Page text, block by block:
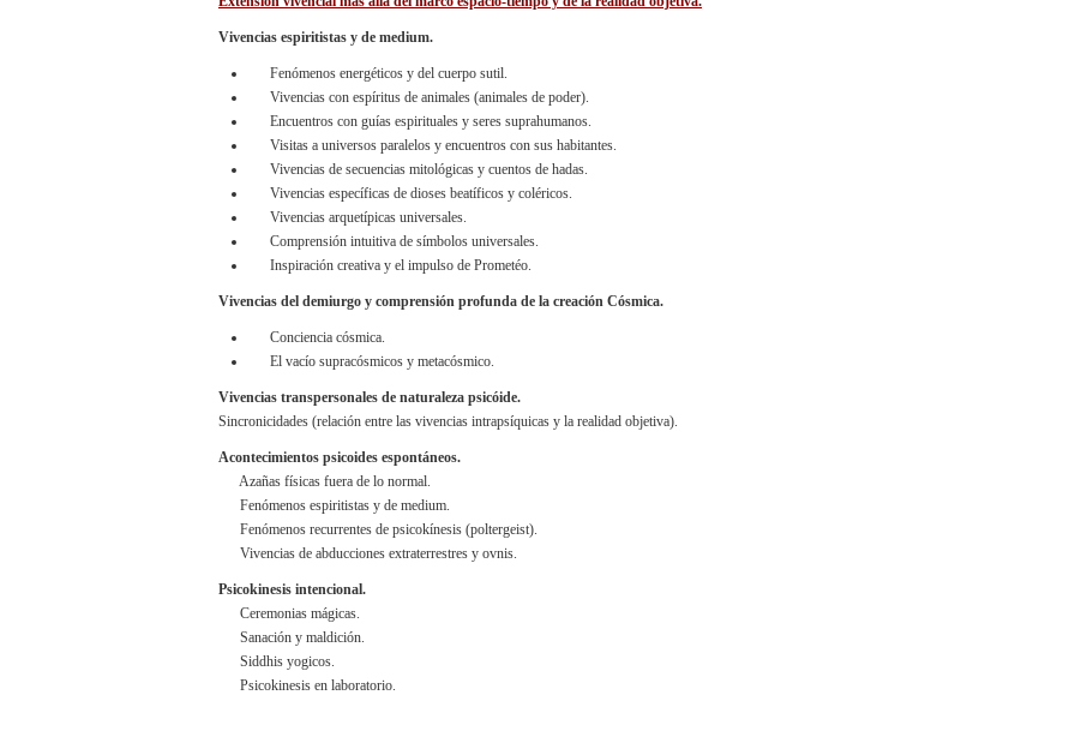
Vivencias espiritistas y de medium.
Fenómenos energéticos y del cuerpo sutil.
Vivencias con espíritus de animales (animales de poder).
Encuentros con guías espirituales y seres suprahumanos.
Visitas a universos paralelos y encuentros con sus habitantes.
Vivencias de secuencias mitológicas y cuentos de hadas.
Vivencias específicas de dioses beatíficos y coléricos.
Vivencias arquetípicas universales.
Comprensión intuitiva de símbolos universales.
Inspiración creativa y el impulso de Prometéo.
Vivencias del demiurgo y comprensión profunda de la creación Cósmica.
Conciencia cósmica.
El vacío supracósmicos y metacósmico.
Vivencias transpersonales de naturaleza psicóide.
Sincronicidades (relación entre las vivencias intrapsíquicas y la realidad objetiva).
Acontecimientos psicoides espontáneos.
Azañas físicas fuera de lo normal.
Fenómenos espiritistas y de medium.
Fenómenos recurrentes de psicokínesis (poltergeist).
Vivencias de abducciones extraterrestres y ovnis.
Psicokinesis intencional.
Ceremonias mágicas.
Sanación y maldición.
Siddhis yogicos.
Psicokinesis en laboratorio.